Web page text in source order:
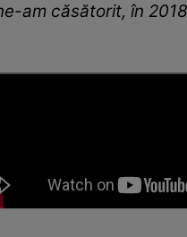
am căsătorit, în